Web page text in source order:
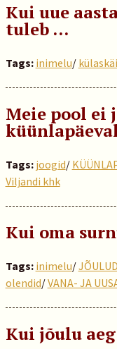
Kui uue
tuleb ...
Tags: inimelu/
Meie pool ei
Tags: joogid/
Viljandi khk
Kui oma
Tags: inimelu/JÕULUD
olendid/VANA- JA
Kui jõulu